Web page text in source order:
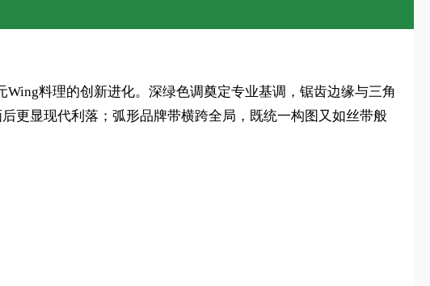
料理的创新进化。深绿色调奠定专业基调，锯齿边缘与三角
更显现代利落；弧形品牌带横跨全局，既统一构图又如丝带般